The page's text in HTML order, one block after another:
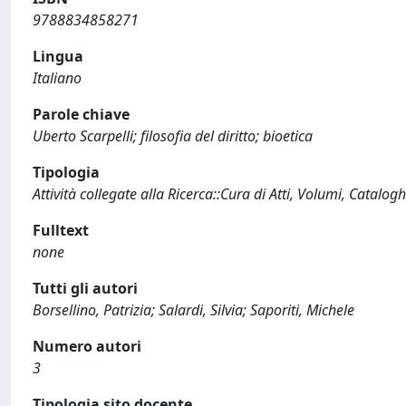
9788834858271
Lingua
Italiano
Parole chiave
Uberto Scarpelli; filosofia del diritto; bioetica
Tipologia
Attività collegate alla Ricerca::Cura di Atti, Volumi,
Fulltext
none
Tutti gli autori
Borsellino, Patrizia; Salardi, Silvia; Saporiti, Michele
Numero autori
3